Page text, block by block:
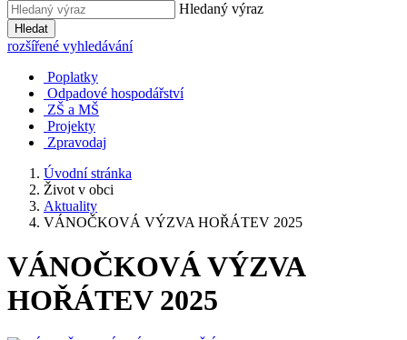
Hledaný výraz
Hledat
rozšířené vyhledávání
Poplatky
Odpadové hospodářství
ZŠ a MŠ
Projekty
Zpravodaj
Úvodní stránka
Život v obci
Aktuality
VÁNOČKOVÁ VÝZVA HOŘÁTEV 2025
VÁNOČKOVÁ VÝZVA
HOŘÁTEV 2025